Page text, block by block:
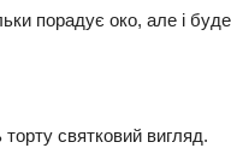
порадує око, але і
торту святковий вигляд.